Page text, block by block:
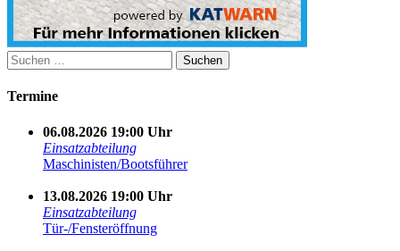
Suchen
nach:
Termine
06.08.2026 19:00 Uhr
Einsatzabteilung
Maschinisten/Bootsführer
13.08.2026 19:00 Uhr
Einsatzabteilung
Tür-/Fensteröffnung